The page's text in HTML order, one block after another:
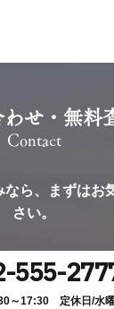
わせ・無料
Contact
ら、
まずはお
さい。
555-
～17:30 定休日/水